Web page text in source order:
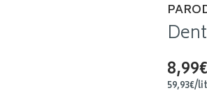
8,99€
59,93€/